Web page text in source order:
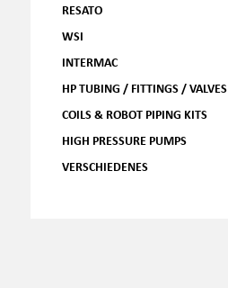
RESATO
WSI
INTERMAC
HP TUBING / FITTINGS / VALVES
COILS & ROBOT PIPING KITS
HIGH PRESSURE PUMPS
VERSCHIEDENES